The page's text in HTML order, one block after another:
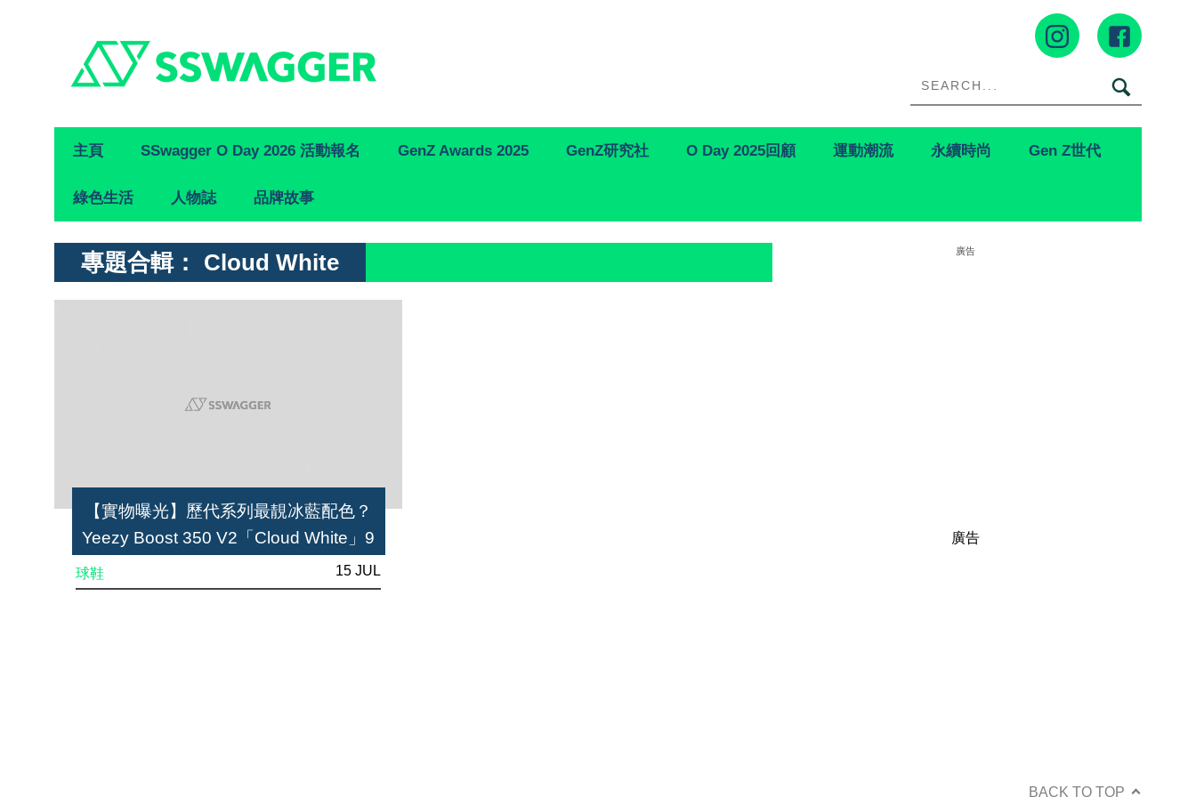
Primary
Navigation
主頁 SSwagger O Day 2026 活動報名 GenZ Awards 2025 GenZ研究社 O Day 2025回顧 運動潮流 永續時尚 Gen Z世代
綠色生活 人物誌 品牌故事
專題合輯： Cloud White
【實物曝光】歷代系列最靚冰藍配色？
Yeezy Boost 350 V2「Cloud White」9
球鞋 15 JUL
廣告
廣告
BACK TO TOP